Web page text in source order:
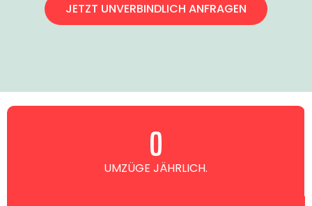
JETZT UNVERBINDLICH ANFRAGEN
UMZÜGE JÄHRLICH.
0